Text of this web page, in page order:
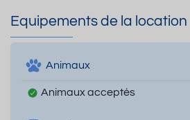
Equipements de la location
Animaux
Animaux acceptés